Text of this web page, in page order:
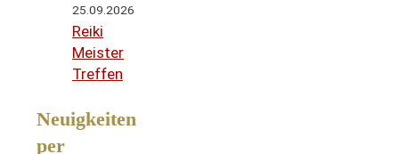
25.09.2026
Reiki
Meister
Treffen
Neuigkeiten
per